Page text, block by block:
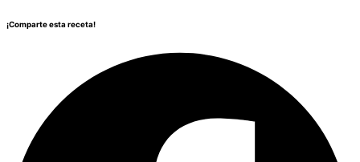
¡Comparte esta receta!